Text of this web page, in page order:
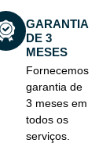
GARANTIA
DE 3
MESES
Fornecemos
garantia de
3 meses em
todos os
serviços.